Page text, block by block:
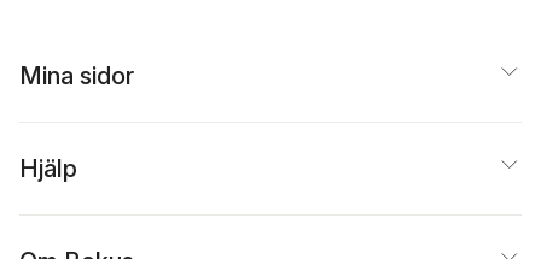
Mina sidor
Hjälp